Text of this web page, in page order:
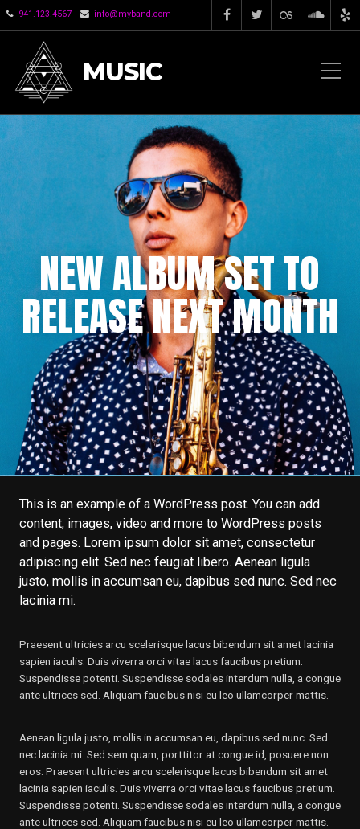
941.123.4567 info@myband.com
MUSIC
NEW ALBUM SET TO
RELEASE NEXT MONTH
This is an example of a WordPress post. You can add
content, images, video and more to WordPress posts
and pages. Lorem ipsum dolor sit amet, consectetur
adipiscing elit. Sed nec feugiat libero. Aenean ligula
justo, mollis in accumsan eu, dapibus sed nunc. Sed nec
lacinia mi.
Praesent ultricies arcu scelerisque lacus bibendum sit amet lacinia
sapien iaculis. Duis viverra orci vitae lacus faucibus pretium.
Suspendisse potenti. Suspendisse sodales interdum nulla, a congue
ante ultrices sed. Aliquam faucibus nisi eu leo ullamcorper mattis.
Aenean ligula justo, mollis in accumsan eu, dapibus sed nunc. Sed
nec lacinia mi. Sed sem quam, porttitor at congue id, posuere non
eros. Praesent ultricies arcu scelerisque lacus bibendum sit amet
lacinia sapien iaculis. Duis viverra orci vitae lacus faucibus pretium.
Suspendisse potenti. Suspendisse sodales interdum nulla, a congue
ante ultrices sed. Aliquam faucibus nisi eu leo ullamcorper mattis.